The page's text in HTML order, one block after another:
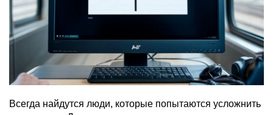
Всегда найдутся люди, которые попытаются усложнить